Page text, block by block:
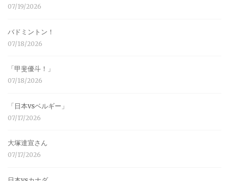
07/19/2026
バドミントン！
07/18/2026
「甲斐優斗！」
07/18/2026
「日本vsベルギー」
07/17/2026
大塚達宣さん
07/17/2026